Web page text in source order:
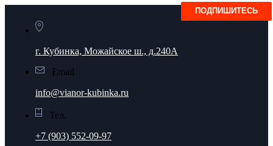
г. Кубинка, Можайское ш., д.240А
Email
info@vianor-kubinka.ru
Тел.
+7 (903) 552-09-97